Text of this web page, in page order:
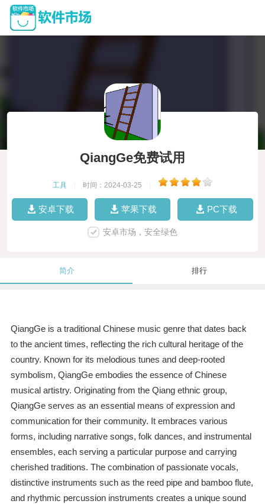
QiangGe免费试用
工具 时间：2024-03-25
安卓下载 苹果下载 PC下载
安卓市场，安全绿色
简介 排行
QiangGe is a traditional Chinese music genre that dates back
to the ancient times, reflecting the rich cultural heritage of the
country. Known for its melodious tunes and deep-rooted
symbolism, QiangGe embodies the essence of Chinese
musical artistry. Originating from the Qiang ethnic group,
QiangGe serves as an essential means of expression and
communication for their community. It embraces various
forms, including narrative songs, folk dances, and instrumental
ensembles, each serving a particular purpose and carrying
cherished traditions. The combination of passionate vocals,
distinctive instruments such as the reed pipe and bamboo flute,
and rhythmic percussion instruments creates a unique sound